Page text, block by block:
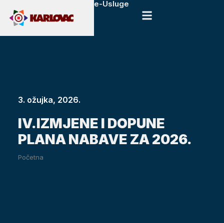
e-Usluge
3. ožujka, 2026.
IV.IZMJENE I DOPUNE
PLANA NABAVE ZA 2026.
Početna